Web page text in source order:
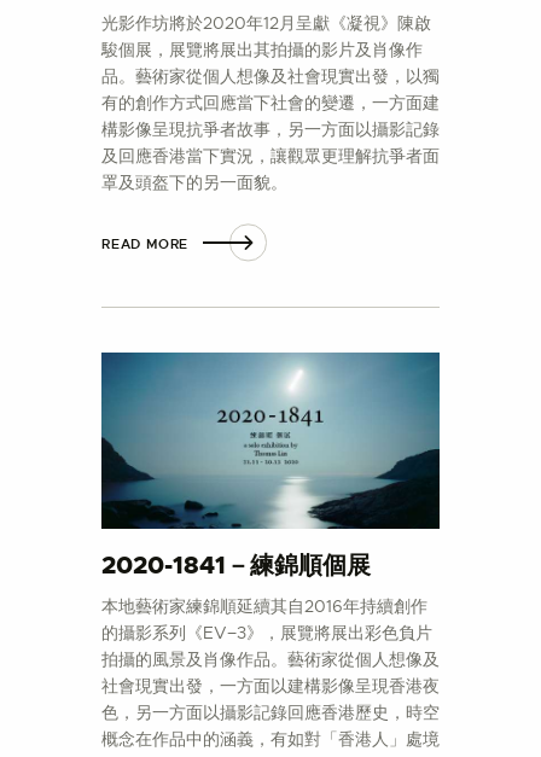
光影作坊將於2020年12月呈獻《凝視》陳啟
駿個展，展覽將展出其拍攝的影片及肖像作
品。藝術家從個人想像及社會現實出發，以獨
有的創作方式回應當下社會的變遷，一方面建
構影像呈現抗爭者故事，另一方面以攝影記錄
及回應香港當下實況，讓觀眾更理解抗爭者面
罩及頭盔下的另一面貌。
READ MORE
2020-1841－練錦順個展
本地藝術家練錦順延續其自2016年持續創作
的攝影系列《EV−3》，展覽將展出彩色負片
拍攝的風景及肖像作品。藝術家從個人想像及
社會現實出發，一方面以建構影像呈現香港夜
色，另一方面以攝影記錄回應香港歷史，時空
概念在作品中的涵義，有如對「香港人」處境